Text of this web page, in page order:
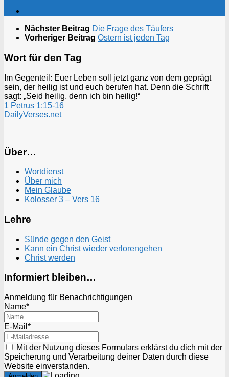
Nächster Beitrag Die Frage des Täufers
Vorheriger Beitrag Ostern ist jeden Tag
Wort für den Tag
Im Gegenteil: Euer Leben soll jetzt ganz von dem geprägt
sein, der heilig ist und euch berufen hat. Denn die Schrift
sagt: „Seid heilig, denn ich bin heilig!“
1 Petrus 1:15-16
DailyVerses.net
Über…
Wortdienst
Über mich
Mein Glaube
Kolosser 3 – Vers 16
Lehre
Sünde gegen den Geist
Kann ein Christ wieder verlorengehen
Christ werden
Informiert bleiben…
Anmeldung für Benachrichtigungen
Name*
E-Mail*
Mit der Nutzung dieses Formulars erklärst du dich mit der
Speicherung und Verarbeitung deiner Daten durch diese
Website einverstanden.